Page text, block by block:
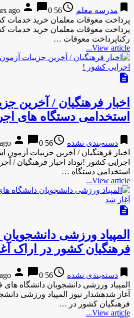
bookmark مدرسه معلم access_time
56 years ago
person chat_bubble0
پرداخت معوقات معلمان خرید خدمات
پرداخت معوقات معلمان خرید خدمات
رکناپرداخت معوقات …
View article...
description
اخبار فرهنگیان / آخرین
استخدامی دستگاه های
bookmark دسته‌بندی نشده access_time
56 years ago
person chat_bubble0
اخبار فرهنگیان / آخرین جزییات آزمون
اجرایی کشور !نوداد اخبار فرهنگیان /
استخدامی دستگاه …
View article...
description
المپیاد ورزشی
فرهنگیان کشور در اراک
bookmark دسته‌بندی نشده access_time
56 years ago
person chat_bubble0
المپیاد ورزشی دانشجویان دانشگاه
آغاز شدهشدار نیوز المپیاد ورزشی
فرهنگیان کشور در …
View article...